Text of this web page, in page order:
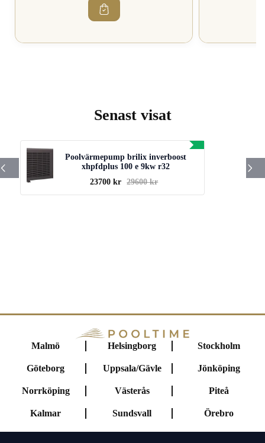
Senast visat
Poolvärmepump brilix inverboost
xhpfdplus 100 e 9kw r32
23700 kr
29600 kr
Malmö Helsingborg Stockholm
Göteborg Uppsala/Gävle Jönköping
Norrköping Västerås Piteå
Kalmar Sundsvall Örebro